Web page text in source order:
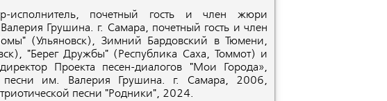
почетный гость и член жюри
Грушина. г. Самара, почетный гость и член
(Ульяновск), Зимний Бардовский в Тюмени,
"Берег Дружбы" (Республика Саха, Томмот) и
Проекта песен-диалогов "Мои Города»,
песни им. Валерия Грушина. г. Самара, 2006,
песни "Родники", 2024.